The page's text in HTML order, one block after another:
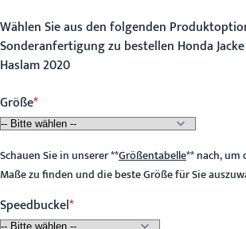
Wählen Sie aus den folgenden
Sonderanfertigung zu bestellen Honda
Haslam 2020
Größe
Schauen Sie in unserer**Größentabelle**nach, um
Maße zu finden und die beste Größe für Sie
Speedbuckel